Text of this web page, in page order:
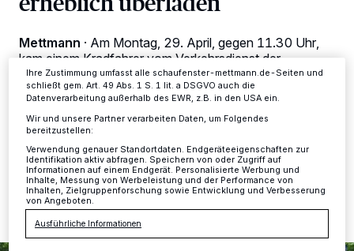
Mettmann · Am Montag, 29. April, gegen 11.30 Uhr,
kam einem Kradfahrer vom Verkehrsdienst der
Kreispolizeibehörde Mettmann ein Kleinlastwagen Ford
Transit auf der Düsseldorfer Straße (B7) in Mettmann
entgegen, der in Richtung Kreisstadt fuhr.
29.04.2019 , 15:43 Uhr Eine Minute Lesezeit
dieses Menü jederzeit wieder aufrufen, um Ihre Einstellungen zu
Ihre Einstellungen gelten innerhalb unseres Website. Weitere
Informationen finden Sie in unserer Datenschutzerklärung.
Ihre Zustimmung umfasst alle schaufenster-mettmann.de-Seiten und
schließt gem. Art. 49 Abs. 1 S. 1 lit. a DSGVO auch die
Datenverarbeitung außerhalb des EWR, z.B. in den USA ein.
Wir und unsere Partner verarbeiten Daten, um Folgendes
bereitzustellen:
Verwendung genauer Standortdaten. Endgeräteeigenschaften zur
Identifikation aktiv abfragen. Speichern von oder Zugriff auf
Informationen auf einem Endgerät. Personalisierte Werbung und
Inhalte, Messung von Werbeleistung und der Performance von
Inhalten, Zielgruppenforschung sowie Entwicklung und Verbesserung
von Angeboten.
Ausführliche Informationen